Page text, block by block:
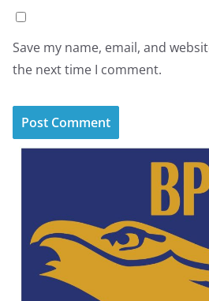
Save my name, email, and
the next time I comment.